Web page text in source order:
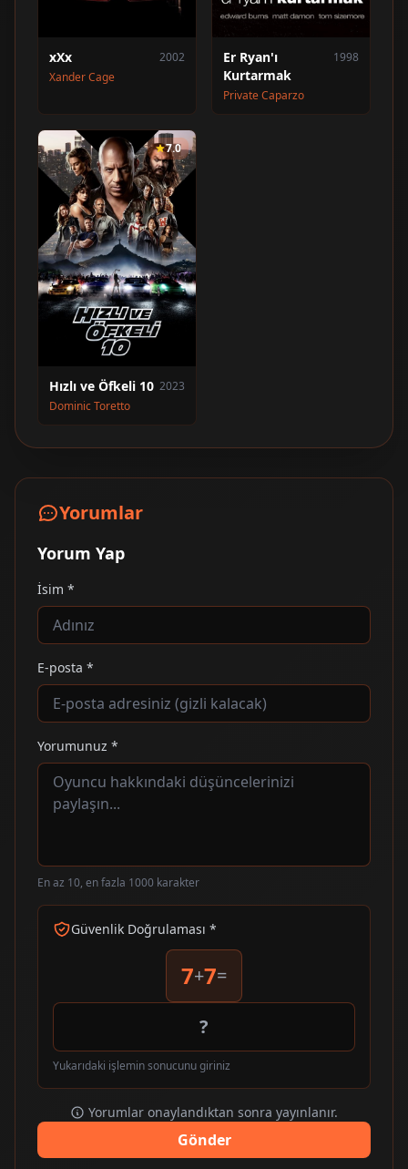
xXx
2002
Xander Cage
Er Ryan'ı
Kurtarmak
1998
Private Caparzo
7.0
Hızlı ve Öfkeli 10 2023
Dominic Toretto
Yorumlar
Yorum Yap
İsim *
E-posta *
Yorumunuz *
En az 10, en fazla 1000 karakter
Güvenlik Doğrulaması *
7+7=
Yukarıdaki işlemin sonucunu giriniz
Yorumlar onaylandıktan sonra yayınlanır.
Gönder